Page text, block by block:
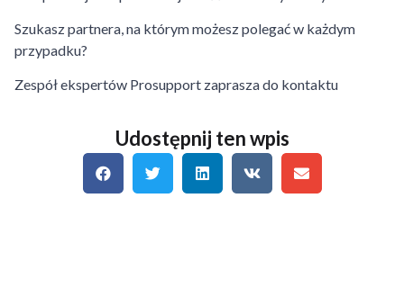
Szukasz partnera, na którym możesz polegać w każdym
przypadku?
Zespół ekspertów Prosupport zaprasza do kontaktu
Udostępnij ten wpis